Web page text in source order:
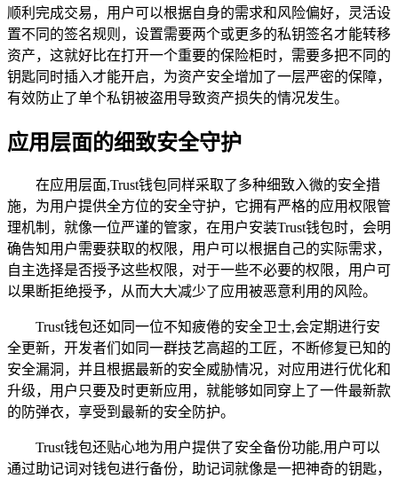
顺利完成交易，用户可以根据自身的需求和风险偏好，灵活设
置不同的签名规则，设置需要两个或更多的私钥签名才能转移
资产，这就好比在打开一个重要的保险柜时，需要多把不同的
钥匙同时插入才能开启，为资产安全增加了一层严密的保障，
有效防止了单个私钥被盗用导致资产损失的情况发生。
应用层面的细致安全守护
在应用层面,Trust钱包同样采取了多种细致入微的安全措
施，为用户提供全方位的安全守护，它拥有严格的应用权限管
理机制，就像一位严谨的管家，在用户安装Trust钱包时，会明
确告知用户需要获取的权限，用户可以根据自己的实际需求，
自主选择是否授予这些权限，对于一些不必要的权限，用户可
以果断拒绝授予，从而大大减少了应用被恶意利用的风险。
Trust钱包还如同一位不知疲倦的安全卫士,会定期进行安
全更新，开发者们如同一群技艺高超的工匠，不断修复已知的
安全漏洞，并且根据最新的安全威胁情况，对应用进行优化和
升级，用户只要及时更新应用，就能够如同穿上了一件最新款
的防弹衣，享受到最新的安全防护。
Trust钱包还贴心地为用户提供了安全备份功能,用户可以
通过助记词对钱包进行备份，助记词就像是一把神奇的钥匙，